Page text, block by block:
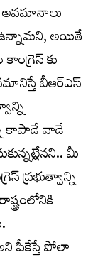
అవమానాలు
ఉన్నామని, అయితే
కు
బీఆర్ఎస్
కాపాడే వాడే
మీ
ప్రభుత్వాన్ని
పీకేస్తే పోలా